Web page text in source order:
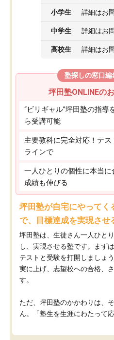
小学生 詳細はお
中学生 詳細はお
高校生 詳細はお
塾探しの窓口編
坪田塾ONLINEの
“ビリギャル”坪田塾の指導
ら受講可能
主要教科に完全対応！テ
ラインで
一人ひとりの個性に本当
成績も伸びる
坪田塾が自宅にやってく
で、目標達成を実現させ
坪田塾は、生徒さん一人ひと
し、実現させる塾です。まず
テストと受験を打開しましょ
実に上げ、志望校への合格、
す。
ただ、坪田塾のかかわりは、
ん。「塾生を生涯にわたって応